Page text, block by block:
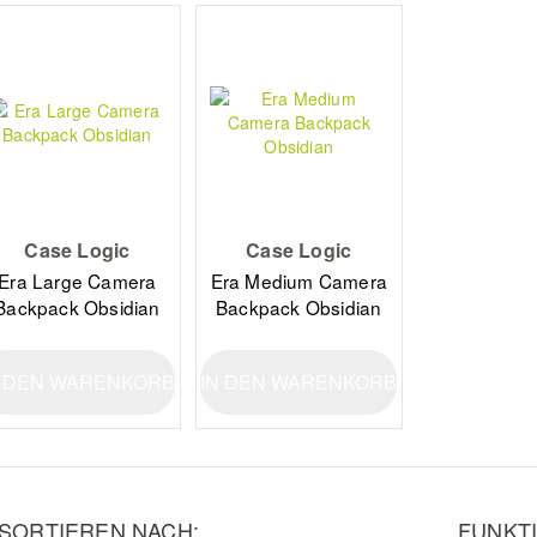
Case Logic
Large Camera
Obsidian
Case Logic
Era Medium Camera
Backpack Obsidian
NACH: